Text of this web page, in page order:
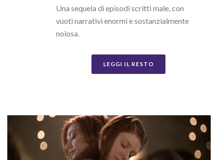
Una sequela di episodi scritti male, con
vuoti narrativi enormi e sostanzialmente
noiosa.
LEGGI IL RESTO